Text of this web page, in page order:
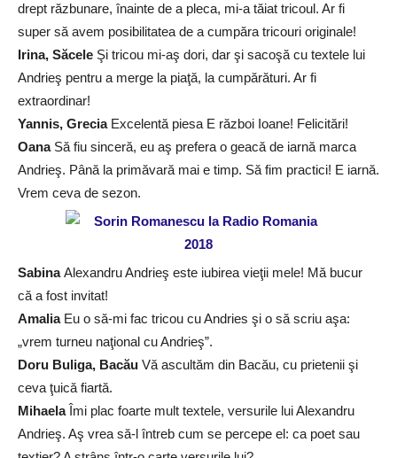
drept răzbunare, înainte de a pleca, mi-a tăiat tricoul. Ar fi
super să avem posibilitatea de a cumpăra tricouri originale!
Irina, Săcele Şi tricou mi-aş dori, dar şi sacoşă cu textele lui
Andrieş pentru a merge la piaţă, la cumpărături. Ar fi
extraordinar!
Yannis, Grecia Excelentă piesa E război Ioane! Felicitări!
Oana Să fiu sinceră, eu aş prefera o geacă de iarnă marca
Andrieş. Până la primăvară mai e timp. Să fim practici! E iarnă.
Vrem ceva de sezon.
SabinaAlexandru Andrieş este iubirea vieţii mele! Mă bucur
că a fost invitat!
Amalia Eu o să-mi fac tricou cu Andries şi o să scriu aşa:
„vrem turneu naţional cu Andrieş”.
Doru Buliga, Bacău Vă ascultăm din Bacău, cu prietenii şi
ceva ţuică fiartă.
Mihaela Îmi plac foarte mult textele, versurile lui Alexandru
Andrieş. Aş vrea să-l întreb cum se percepe el: ca poet sau